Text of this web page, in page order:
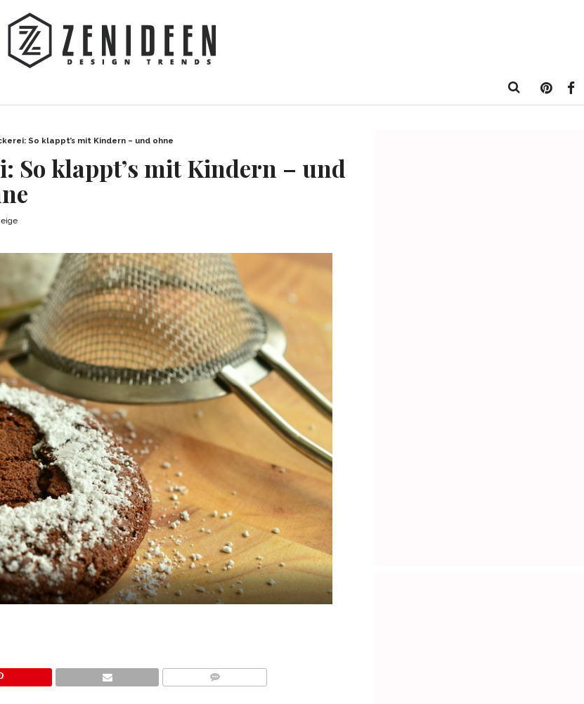
So klappt’s mit Kindern – und ohne
So klappt’s mit Kindern – und